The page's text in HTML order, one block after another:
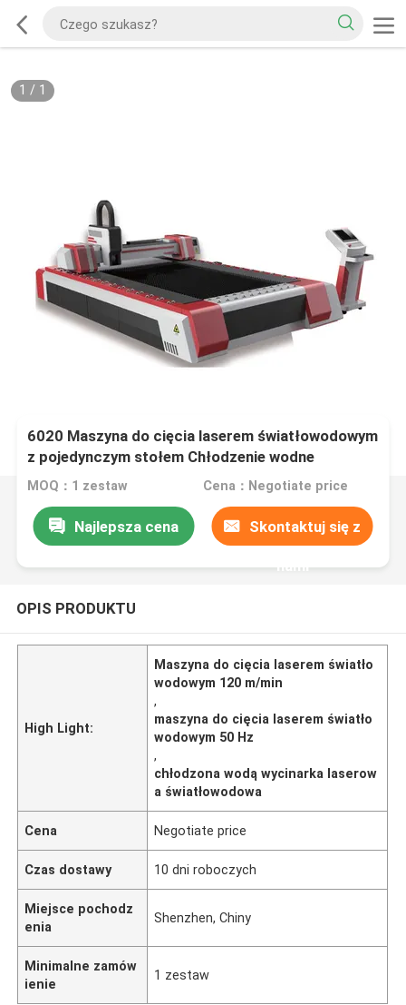
1 / 1
6020 Maszyna do cięcia laserem światłowodowym
z pojedynczym stołem Chłodzenie wodne
MOQ：1 zestaw Cena：Negotiate price
Najlepsza cena Skontaktuj się z
nami
OPIS PRODUKTU
High Light:
Maszyna do cięcia laserem światło
wodowym 120 m/min
,
maszyna do cięcia laserem światło
wodowym 50 Hz
,
chłodzona wodą wycinarka laserow
a światłowodowa
Cena Negotiate price
Czas dostawy 10 dni roboczych
Miejsce pochodz
enia
Shenzhen, Chiny
Minimalne zamów
ienie
1 zestaw